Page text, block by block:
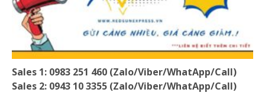
Sales 1: 0983 251 460 (Zalo/Viber/WhatApp/Call)
Sales 2: 0943 10 3355 (Zalo/Viber/WhatApp/Call)